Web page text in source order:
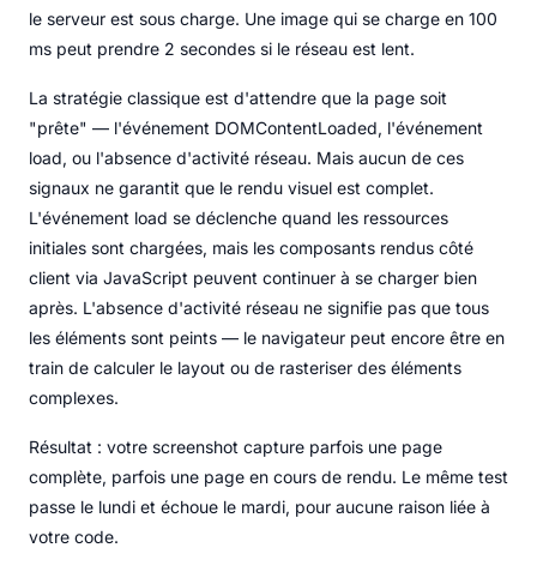
le serveur est sous charge. Une image qui se charge en 100
ms peut prendre 2 secondes si le réseau est lent.
La stratégie classique est d'attendre que la page soit
"prête" — l'événement DOMContentLoaded, l'événement
load, ou l'absence d'activité réseau. Mais aucun de ces
signaux ne garantit que le rendu visuel est complet.
L'événement load se déclenche quand les ressources
initiales sont chargées, mais les composants rendus côté
client via JavaScript peuvent continuer à se charger bien
après. L'absence d'activité réseau ne signifie pas que tous
les éléments sont peints — le navigateur peut encore être en
train de calculer le layout ou de rasteriser des éléments
complexes.
Résultat : votre screenshot capture parfois une page
complète, parfois une page en cours de rendu. Le même test
passe le lundi et échoue le mardi, pour aucune raison liée à
votre code.